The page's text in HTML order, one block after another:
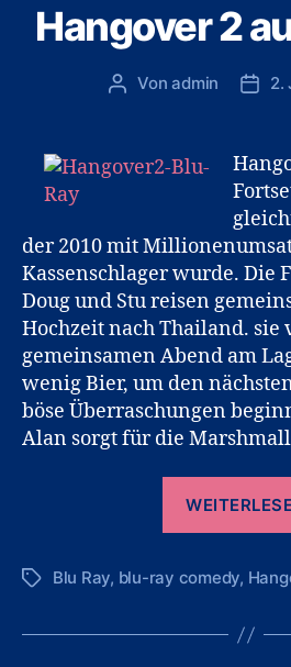
Hangover 2
Beitragsautor
Vonadmin 2.
der 2010 mit
Kassenschlager wurde. Die
Doug und Stu reisen
Hochzeit nach Thailand.
gemeinsamen Abend am
wenig Bier, um den
böse Überraschungen
Alan sorgt für die
Schlagwörter
Blu Ray, blu-ray comedy,